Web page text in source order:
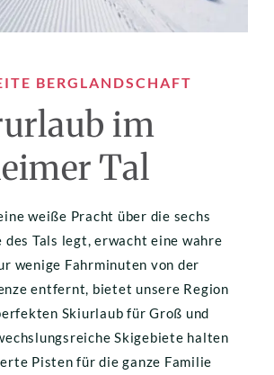
BERGLANDSCHAFT
im
Tal
weiße Pracht über die sechs
Tals legt, erwacht eine wahre
wenige Fahrminuten von der
entfernt, bietet unsere Region
Skiurlaub für Groß und
Skigebiete halten
Pisten für die ganze Familie